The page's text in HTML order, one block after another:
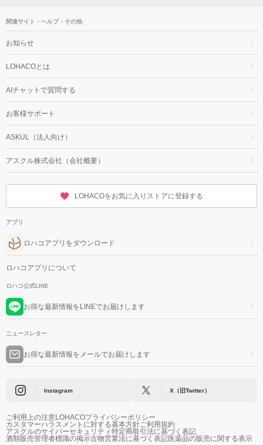
関連サイト・ヘルプ・その他
お知らせ
LOHACOとは
AIチャットで質問する
お客様サポート
ASKUL（法人向け）
アスクル株式会社（会社概要）
LOHACOをお気に入りストアに登録する
アプリ
ロハコアプリをダウンロード
ロハコアプリについて
ロハコ公式LINE
お得な最新情報をLINEでお届けします
ニュースレター
お得な最新情報をメールでお届けします
Instagram X（旧Twitter）
ご利用上の注意LOHACOプライバシーポリシー
カスタマーハラスメントに対する基本方針ご利用規約
アスクルのサイバーセキュリティ特定商取引法に基づく表記
酒類販売管理者標識の掲示古物営業法に基づく表記医薬品の販売に関する表示